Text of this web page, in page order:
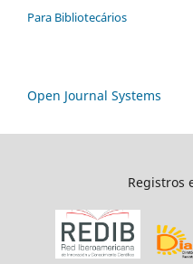
Para Bibliotecários
Open Journal Systems
Registros